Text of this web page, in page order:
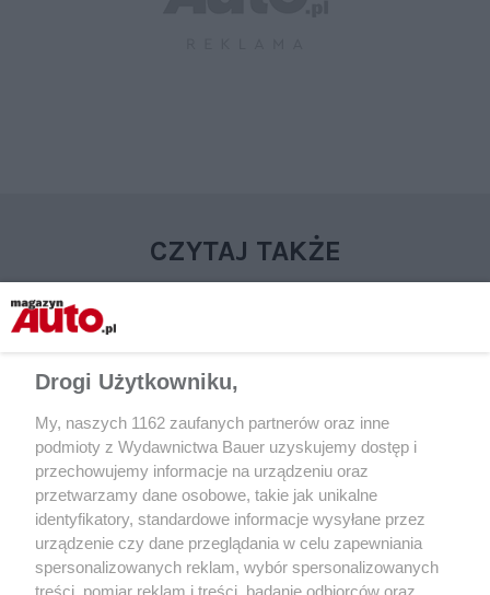
CZYTAJ TAKŻE
AKTUALNOŚCI
F1: Astony Martiny jako auta
bezpieczeństwa i medyczne
NOWOŚCI
Aston Martin DBX
seryjny SUV świata
Drogi Użytkowniku,
My, naszych 1162 zaufanych partnerów oraz inne
podmioty z Wydawnictwa Bauer uzyskujemy dostęp i
przechowujemy informacje na urządzeniu oraz
przetwarzamy dane osobowe, takie jak unikalne
identyfikatory, standardowe informacje wysyłane przez
urządzenie czy dane przeglądania w celu zapewniania
spersonalizowanych reklam, wybór spersonalizowanych
treści, pomiar reklam i treści, badanie odbiorców oraz